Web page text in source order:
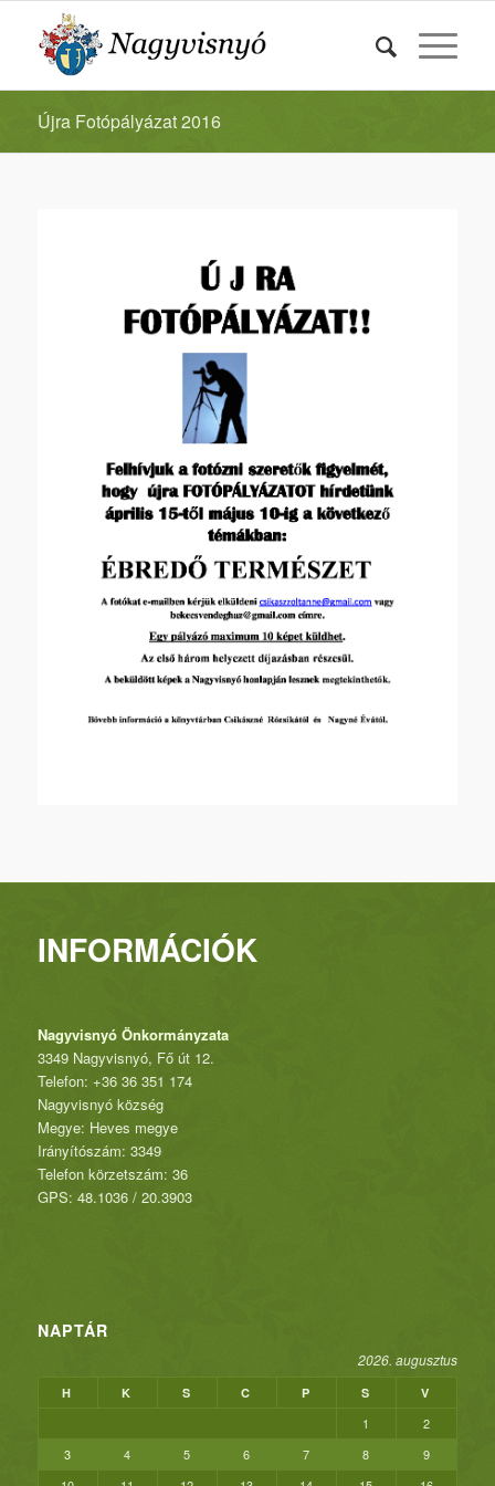
Újra Fotópályázat 2016
INFORMÁCIÓK
Nagyvisnyó Önkormányzata
3349 Nagyvisnyó, Fő út 12.
Telefon: +36 36 351 174
Nagyvisnyó község
Megye: Heves megye
Irányítószám: 3349
Telefon körzetszám: 36
GPS: 48.1036 / 20.3903
NAPTÁR
2026. augusztus
H K S C P S V
1
2
3
4 5 6 7 8
9